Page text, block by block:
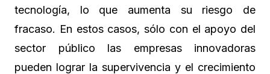
tecnología, lo que aumenta su riesgo de
fracaso. En estos casos, sólo con el apoyo del
sector público las empresas innovadoras
pueden lograr la supervivencia y el crecimiento